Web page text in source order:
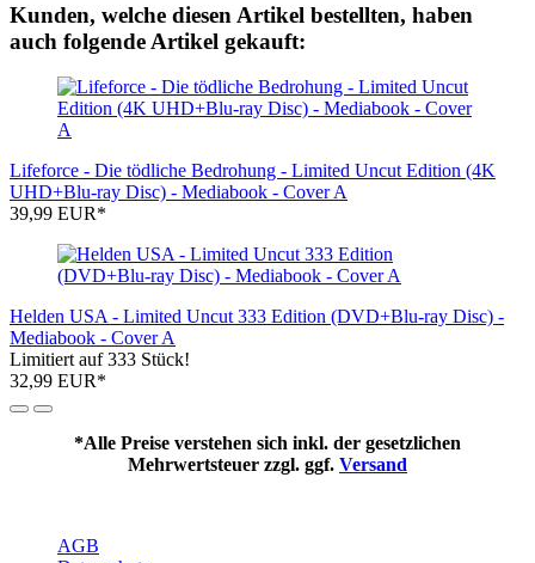
Kunden, welche diesen Artikel bestellten, haben
auch folgende Artikel gekauft:
Lifeforce - Die tödliche Bedrohung - Limited Uncut Edition (4K
UHD+Blu-ray Disc) - Mediabook - Cover A
39,99 EUR*
Helden USA - Limited Uncut 333 Edition (DVD+Blu-ray Disc) -
Mediabook - Cover A
Limitiert auf 333 Stück!
32,99 EUR*
*Alle Preise verstehen sich inkl. der gesetzlichen
Mehrwertsteuer zzgl. ggf. Versand
AGB